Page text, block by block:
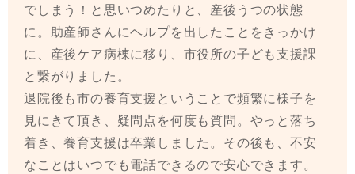
でしまう！と思いつめたりと、産後うつの状態
に。助産師さんにヘルプを出したことをきっかけ
に、産後ケア病棟に移り、市役所の子ども支援課
と繋がりました。
退院後も市の養育支援ということで頻繁に様子を
見にきて頂き、疑問点を何度も質問。やっと落ち
着き、養育支援は卒業しました。その後も、不安
なことはいつでも電話できるので安心できます。